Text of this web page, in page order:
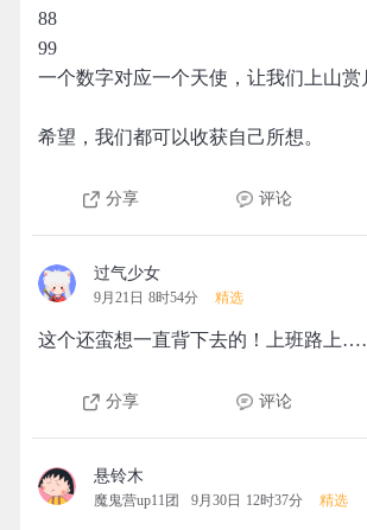
88
99
一个数字对应一个天使，让我们上山赏
希望，我们都可以收获自己所想。
分享 评论
过气少女
9月21日 8时54分 精选
这个还蛮想一直背下去的！上班路上
分享 评论
悬铃木
魔鬼营up11团 9月30日 12时37分 精选